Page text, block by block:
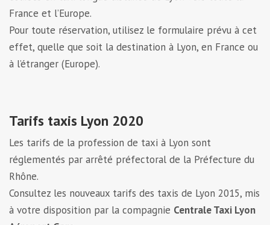
France et l’Europe.
Pour toute réservation, utilisez le formulaire prévu à cet
effet, quelle que soit la destination à Lyon, en France ou
à l’étranger (Europe).
Tarifs taxis Lyon 2020
Les tarifs de la profession de taxi à Lyon sont
réglementés par arrêté préfectoral de la Préfecture du
Rhône.
Consultez les nouveaux tarifs des taxis de Lyon 2015, mis
à votre disposition par la compagnie Centrale Taxi Lyon